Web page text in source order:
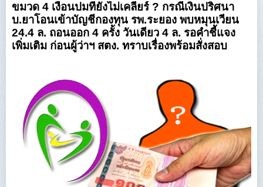
ขมวด 4 เงื่อนปมที่ยังไม่เคลียร์ ? กรณีเงินปริศนา
บ.ยาโอนเข้าบัญชีกองทุน รพ.ระยอง พบหมุนเวียน
24.4 ล. ถอนออก 4 ครั้ง วันเดียว 4 ล. รอคำชี้แจง
เพิ่มเติม ก่อนผู้ว่าฯ สตง. ทราบเรื่องพร้อมสั่งสอบ